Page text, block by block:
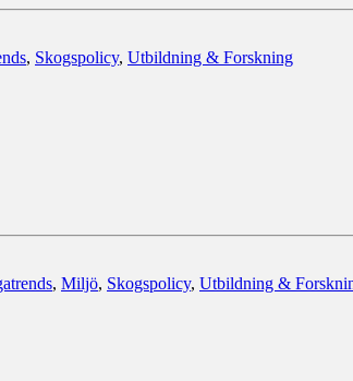
, Skogspolicy, Utbildning & Forskning
, Miljö, Skogspolicy, Utbildning &